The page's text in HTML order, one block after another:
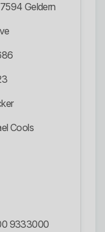
Geldern
Cools
9333000